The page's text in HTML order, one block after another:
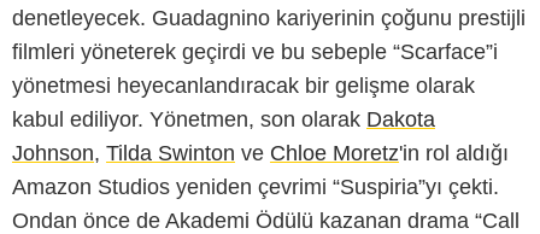
denetleyecek. Guadagnino kariyerinin çoğunu prestijli
filmleri yöneterek geçirdi ve bu sebeple “Scarface”i
yönetmesi heyecanlandıracak bir gelişme olarak
kabul ediliyor. Yönetmen, son olarak Dakota
Johnson, Tilda Swinton ve Chloe Moretz'in rol aldığı
Amazon Studios yeniden çevrimi “Suspiria”yı çekti.
Ondan önce de Akademi Ödülü kazanan drama “Call